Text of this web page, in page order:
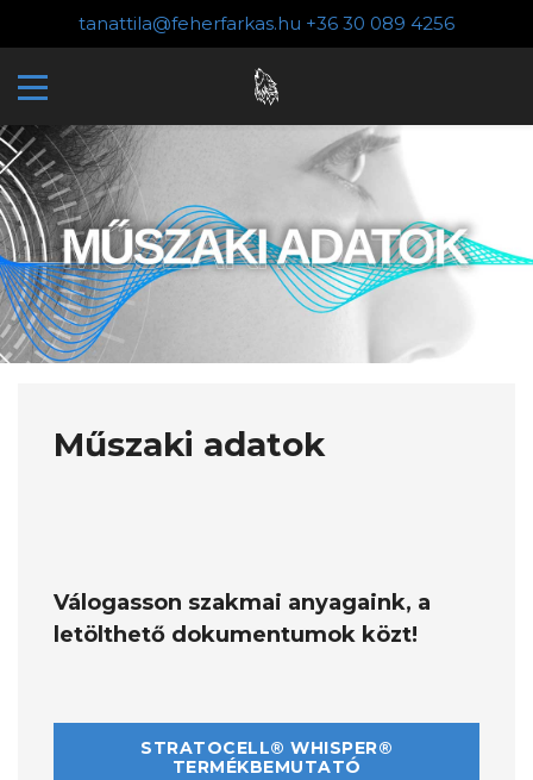
tanattila@feherfarkas.hu +36 30 089 4256
Műszaki adatok
Válogasson szakmai anyagaink, a
letölthető dokumentumok közt!
STRATOCELL® WHISPER®
TERMÉKBEMUTATÓ